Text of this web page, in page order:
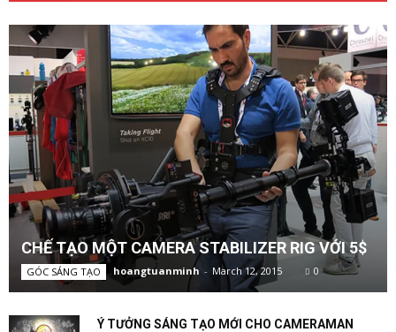
CHẾ TẠO MỘT CAMERA STABILIZER RIG VỚI 5$
GÓC SÁNG TẠO hoangtuanminh - March 12, 2015 0
Ý TƯỞNG SÁNG TẠO MỚI CHO CAMERAMAN